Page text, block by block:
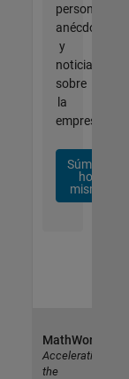
anécdotas
y
noticias
sobre
la
empresa.
Súmese
hoy
mismo
MathWorks
Accelerating
the